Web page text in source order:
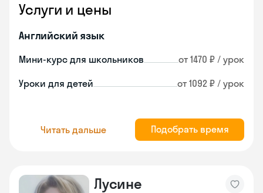
Услуги и цены
Английский язык
Мини-курс для школьников от 1470 ₽ / урок
Уроки для детей от 1092 ₽ / урок
Читать дальше Подобрать время
Лусине